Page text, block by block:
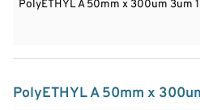
PolyETHYL A 50mm x 300um 3um
PolyETHYL A 50mm x